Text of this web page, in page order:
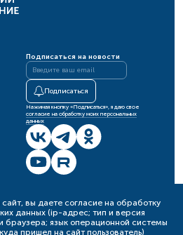
Подписаться на новости
Подписаться
Нажимая кнопку «Подписаться», я даю свое
согласие на обработку моих персональных
данных
вы даете согласие на обработку
данных (ip-адрес; тип и версия
язык операционной системы
пришел на сайт пользователь)